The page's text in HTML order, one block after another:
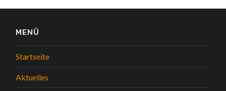
MENÜ
Startseite
Aktuelles